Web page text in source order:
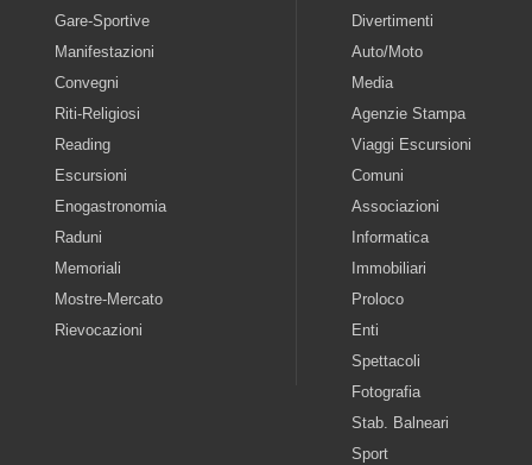
Gare-Sportive
Manifestazioni
Convegni
Riti-Religiosi
Reading
Escursioni
Enogastronomia
Raduni
Memoriali
Mostre-Mercato
Rievocazioni
Divertimenti
Auto/Moto
Media
Agenzie Stampa
Viaggi Escursioni
Comuni
Associazioni
Informatica
Immobiliari
Proloco
Enti
Spettacoli
Fotografia
Stab. Balneari
Sport